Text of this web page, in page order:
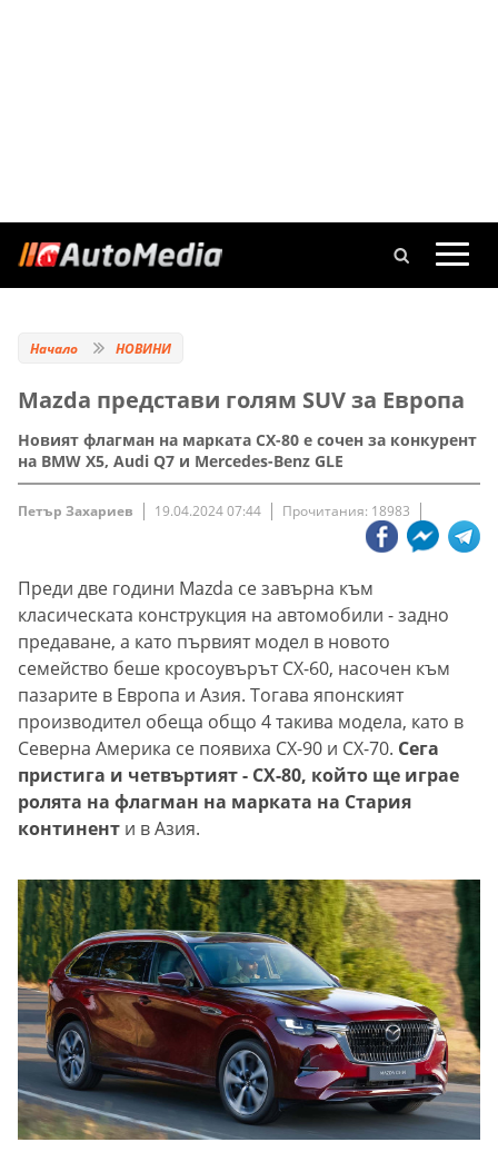
Начало НОВИНИ
Mazda представи голям SUV за Европа
Новият флагман на марката CX-80 е сочен за конкурент
на BMW X5, Audi Q7 и Mercedes-Benz GLE
Петър Захариев 19.04.2024 07:44 Прочитания: 18983
Преди две години Mazda се завърна към
класическата конструкция на автомобили - задно
предаване, а като първият модел в новото
семейство беше кросоувърът CX-60, насочен към
пазарите в Европа и Азия. Тогава японският
производител обеща общо 4 такива модела, като в
Северна Америка се появиха CX-90 и CX-70. Сега
пристига и четвъртият - CX-80, който ще играе
ролята на флагман на марката на Стария
континент и в Азия.